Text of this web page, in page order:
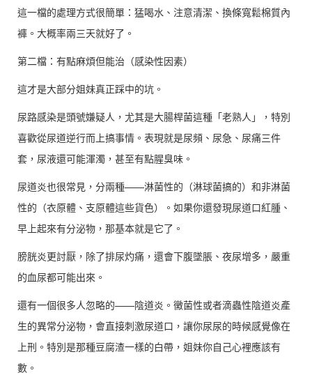
這一檔的處理方式很簡單：猛喝水、注意清潔、換條寬鬆棉質內
褲。大概率兩三天就好了。
第二檔：有點麻煩但能治（感染性因素）
這才是大部分姐妹真正踩中的坑。
尿路感染是頭號嫌疑人，尤其是大腸桿菌這種「老熟人」，特別
喜歡從尿道逆行而上搞事情。表現就是尿頻、尿急、尿痛三件
套，尿液還可能渾濁，甚至有點腥臭味。
尿道炎也很常見，分兩種——淋菌性的（淋球菌搞的）和非淋菌
性的（衣原體、支原體這些貨色）。如果你還發現尿道口紅腫、
早上起來有分泌物，那基本就是它了。
膀胱炎更討厭，除了排尿灼痛，還會下腹墜脹、夜尿增多，嚴重
的血尿都可能出來。
還有一個很多人忽略的——陰道炎。黴菌性或者滴蟲性陰道炎產
生的異常分泌物，會直接刺激尿道口，讓你尿尿的時候感覺像在
上刑。特別是那種豆腐渣一樣的白帶，姐妹你自己心裡應該有
數。